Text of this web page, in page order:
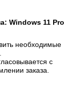
Windows 11 Pro
необходимые
с
заказа.